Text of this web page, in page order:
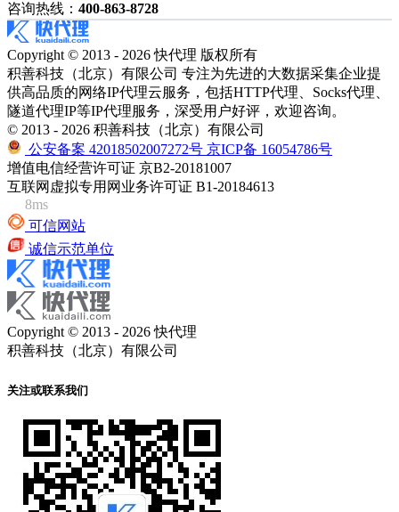
咨询热线： 400-863-8728
Copyright © 2013 - 2026 快代理 版权所有
积善科技（北京）有限公司 专注为先进的大数据采集企业提
供高品质的网络IP代理云服务，包括HTTP代理、Socks代理、
隧道代理IP等IP代理服务，深受用户好评，欢迎咨询。
© 2013 - 2026 积善科技（北京）有限公司
公安备案 42018502007272号 京ICP备 16054786号
增值电信经营许可证 京B2-20181007
互联网虚拟专用网业务许可证 B1-20184613
8ms
可信网站
诚信示范单位
Copyright © 2013 - 2026 快代理
积善科技（北京）有限公司
关注或联系我们